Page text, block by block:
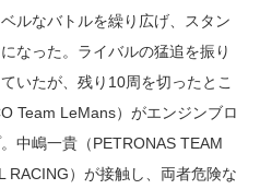
ルなバトルを繰り広げ、スタン
なった。ライバルの猛追を振り
いたが、残り10周を切ったとこ
Team LeMans）がエンジンブロ
中嶋一貴（PETRONAS TEAM
RACING）が接触し、両者危険な